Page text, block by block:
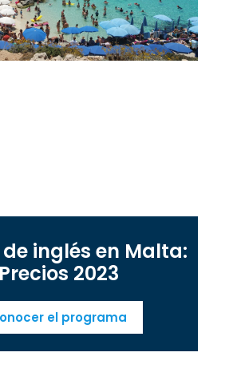
inglés en Malta:
Precios 2023
el programa